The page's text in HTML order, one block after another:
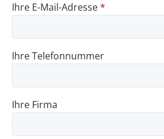
Ihre E-Mail-Adresse*
Ihre Telefonnummer
Ihre Firma